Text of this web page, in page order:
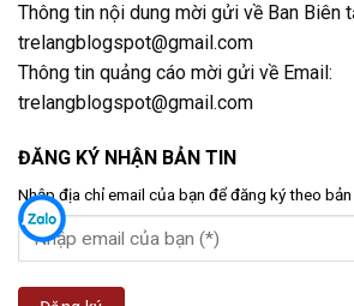
Thông tin nội dung mời gửi về Ban Biên
trelangblogspot@gmail.com
Thông tin quảng cáo mời gửi về Email:
trelangblogspot@gmail.com
ĐĂNG KÝ NHẬN BẢN TIN
Nhập địa chỉ email của bạn để đăng ký theo